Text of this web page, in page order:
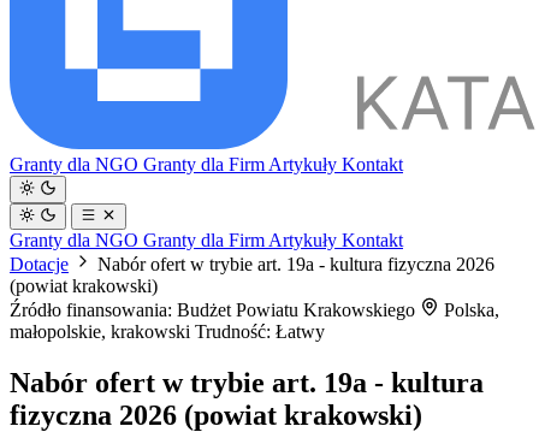
Granty dla NGO Granty dla Firm Artykuły Kontakt
Granty dla NGO Granty dla Firm Artykuły Kontakt
Dotacje
Nabór ofert w trybie art. 19a - kultura fizyczna 2026
(powiat krakowski)
Źródło finansowania: Budżet Powiatu Krakowskiego
Polska,
małopolskie, krakowski Trudność: Łatwy
Nabór ofert w trybie art. 19a - kultura
fizyczna 2026 (powiat krakowski)